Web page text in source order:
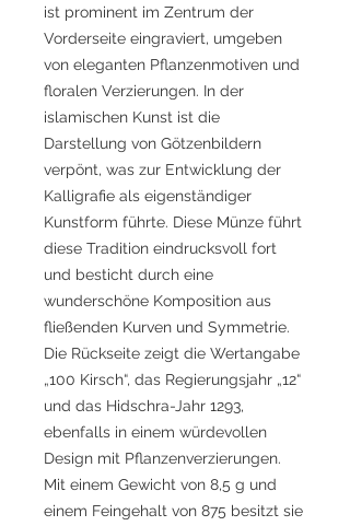
ist prominent im Zentrum der
Vorderseite eingraviert, umgeben
von eleganten Pflanzenmotiven und
floralen Verzierungen. In der
islamischen Kunst ist die
Darstellung von Götzenbildern
verpönt, was zur Entwicklung der
Kalligrafie als eigenständiger
Kunstform führte. Diese Münze führt
diese Tradition eindrucksvoll fort
und besticht durch eine
wunderschöne Komposition aus
fließenden Kurven und Symmetrie.
Die Rückseite zeigt die Wertangabe
„100 Kirsch“, das Regierungsjahr „12“
und das Hidschra-Jahr 1293,
ebenfalls in einem würdevollen
Design mit Pflanzenverzierungen.
Mit einem Gewicht von 8,5 g und
einem Feingehalt von 875 besitzt sie